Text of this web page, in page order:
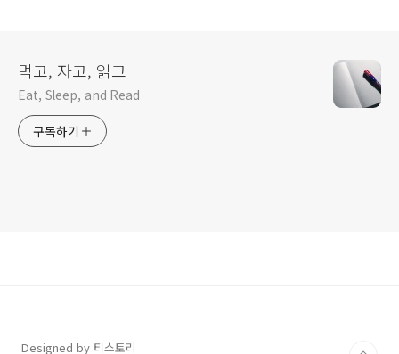
먹고, 자고, 읽고
Eat, Sleep, and Read
구독하기
Designed by 티스토리